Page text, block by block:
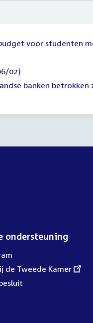
voor studenten
02)
banken betrokken
ondersteuning
de Tweede Kamer